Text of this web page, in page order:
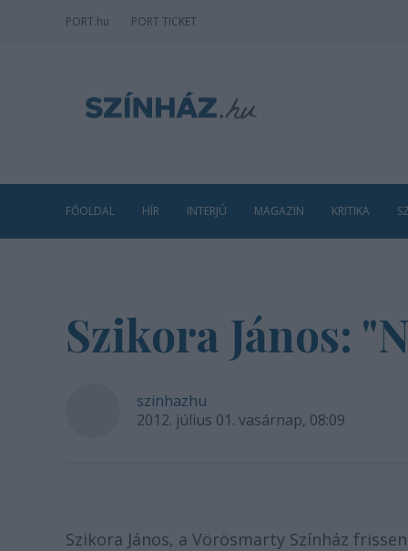
PORT.hu PORT TICKET
FŐOLDAL HÍR INTERJÚ MAGAZIN KRITIKA
Szikora János:
szinhazhu
2012. július 01. vasárnap, 08:09
Szikora János, a Vörösmarty Színház